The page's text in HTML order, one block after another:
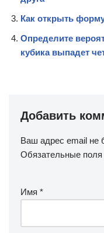
Как открыть
Определите
кубика выпадет
Добавить
Ваш адрес email не
Обязательные
Имя *